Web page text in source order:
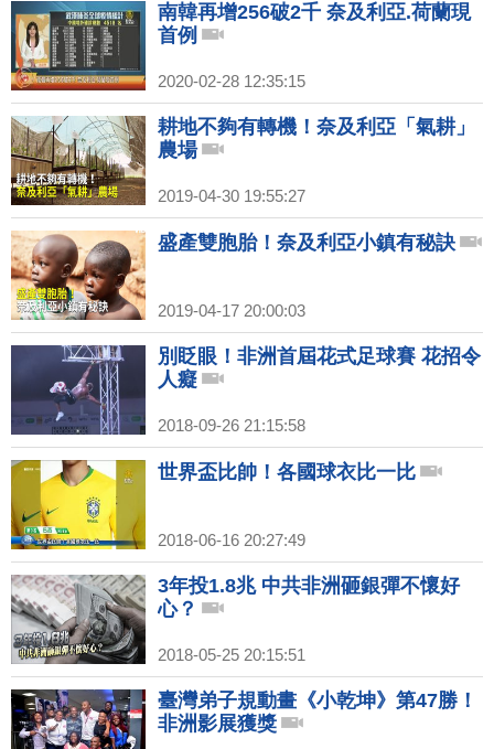
南韓再增256破2千 奈及利亞.荷蘭現
首例
2020-02-28 12:35:15
耕地不夠有轉機！奈及利亞「氣耕」
農場
2019-04-30 19:55:27
盛產雙胞胎！奈及利亞小鎮有秘訣
2019-04-17 20:00:03
別眨眼！非洲首屆花式足球賽 花招令
人癡
2018-09-26 21:15:58
世界盃比帥！各國球衣比一比
2018-06-16 20:27:49
3年投1.8兆 中共非洲砸銀彈不懷好
心？
2018-05-25 20:15:51
臺灣弟子規動畫《小乾坤》第47勝！
非洲影展獲獎